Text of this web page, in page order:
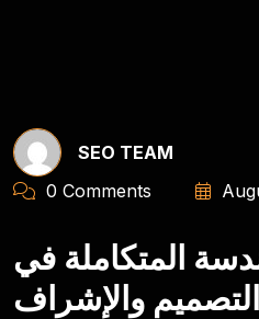
SEO TEAM
0 Comments
المتكاملة في
والإشراف